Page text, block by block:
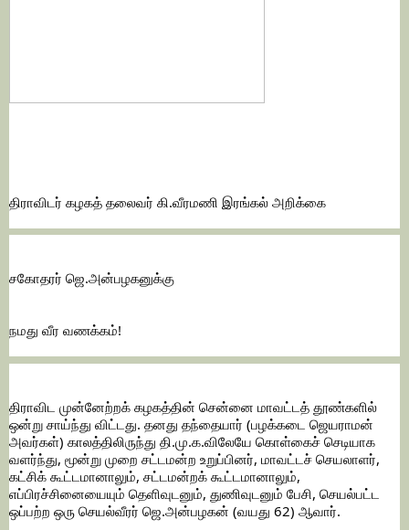
திராவிடர் கழகத் தலைவர் கி.வீரமணி இரங்கல் அறிக்கை
சகோதரர் ஜெ.அன்பழகனுக்கு
நமது வீர வணக்கம்!
திராவிட முன்னேற்றக் கழகத்தின் சென்னை மாவட்டத் தூண்களில்
ஒன்று சாய்ந்து விட்டது. தனது தந்தையார் (பழக்கடை ஜெயராமன்
அவர்கள்) காலத்திலிருந்து தி.மு.க.விலேயே கொள்கைச் செடியாக
வளர்ந்து, மூன்று முறை சட்டமன்ற உறுப்பினர், மாவட்டச் செயலாளர்,
கட்சிக் கூட்டமானாலும், சட்டமன்றக் கூட்டமானாலும்,
எப்பிரச்சினையையும் தெளிவுடனும், துணிவுடனும் பேசி, செயல்பட்ட
ஒப்பற்ற ஒரு செயல்வீரர் ஜெ.அன்பழகன் (வயது 62) ஆவார்.